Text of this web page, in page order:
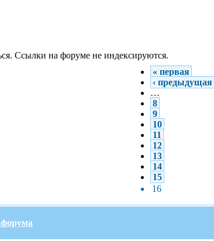
Ссылки на форуме не индексируются.
« первая
‹ предыдущая
…
8
9
10
11
12
13
14
15
16